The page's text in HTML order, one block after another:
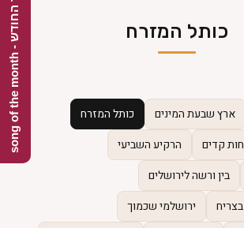
כותל המזרח
ארץ שבעת המינים
כותל המזרח
קדים
הרקיע השביעי
בין ורשה לירושלים
ירושלמי שכמוך
ש
י
ר
ה
ח
ו
ד
ש
-
s
o
n
g
o
f
t
h
e
m
o
n
t
h